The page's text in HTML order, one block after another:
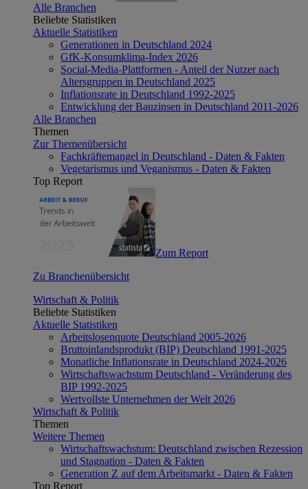
Alle Branchen
Beliebte Statistiken
Aktuelle Statistiken
Generationen in Deutschland 2024
GfK-Konsumklima-Index 2026
Social-Media-Plattformen - Anteil der Nutzer nach
Altersgruppen in Deutschland 2025
Inflationsrate in Deutschland 1992-2025
Entwicklung der Bauzinsen in Deutschland 2011-2026
Alle Branchen
Themen
Zur Themenübersicht
Fachkräftemangel in Deutschland - Daten & Fakten
Vegetarismus und Veganismus - Daten & Fakten
Top Report
Zum Report
Zu Branchenübersicht
Wirtschaft & Politik
Beliebte Statistiken
Aktuelle Statistiken
Arbeitslosenquote Deutschland 2005-2026
Bruttoinlandsprodukt (BIP) Deutschland 1991-2025
Monatliche Inflationsrate in Deutschland 2024-2026
Wirtschaftswachstum Deutschland - Veränderung des
BIP 1992-2025
Wertvollste Unternehmen der Welt 2026
Wirtschaft & Politik
Themen
Weitere Themen
Wirtschaftswachstum: Deutschland zwischen Rezession
und Stagnation - Daten & Fakten
Generation Z auf dem Arbeitsmarkt - Daten & Fakten
Top Report